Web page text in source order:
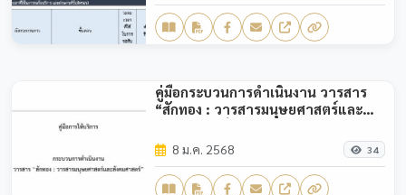
คู่มือกระบวนการดำเนินงาน วารสาร
“สักทอง : วารสารมนุษยศาสตร์และ
8 ม.ค. 2568 34